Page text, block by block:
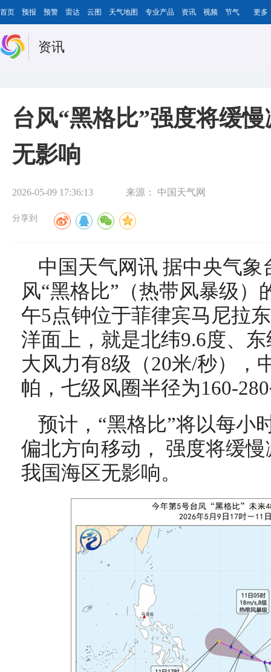
首页 预报 预警 雷达 云图 天气地图 专业产品 资讯 视频 节气 更多
资讯
台风“黑格比”强度将缓
无影响
2026-05-09 17:36:13 来源： 中国天气网
分享到
中国天气网讯 据中央气
风“黑格比”（热带风暴级）
午5点钟位于菲律宾马尼拉
洋面上，就是北纬9.6度、
大风力有8级（20米/秒），
帕，七级风圈半径为160-
预计，“黑格比”将以每小
偏北方向移动， 强度将缓
我国海区无影响。